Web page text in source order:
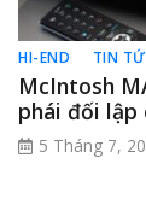
HI-END TIN
McIntosh
phái đối lập
5 Tháng 7,